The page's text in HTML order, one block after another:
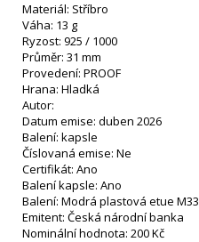
Materiál: Stříbro
Váha: 13 g
Ryzost: 925 / 1000
Průměr: 31 mm
Provedení: PROOF
Hrana: Hladká
Autor:
Datum emise: duben 2026
Balení: kapsle
Číslovaná emise: Ne
Certifikát: Ano
Balení kapsle: Ano
Balení: Modrá plastová etue M33
Emitent: Česká národní banka
Nominální hodnota: 200 Kč